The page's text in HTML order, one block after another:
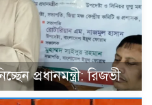
প্রধানমন্ত্রী: রিজভী